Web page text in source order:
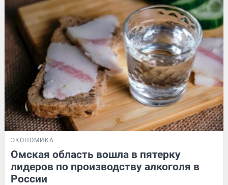
ЭКОНОМИКА
Омская область вошла в пятерку
лидеров по производству алкоголя в
России